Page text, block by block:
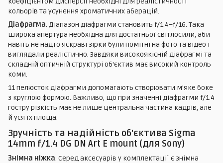
кольорів та усунення хроматичних аберацій.
Діафрагма. Діапазон діафрагми становить f/1.4–f/16. Така
широка апертура необхідна для достатньої світлосили, аби
навіть не надто яскраві зірки були помітні на фото та відео і
виглядали реалістично. Завдяки високоякісній діафрагмі та
складній оптичній структурі об'єктив має високий контроль
коми.
11 пелюсток діафрагми допомагають створювати м'яке боке
з круглою формою. Важливо, що при значенні діафрагми f/1.4
гостру різкість має не лише центральна частина кадрів, але
й уся їх площа.
Зручність та надійність об'єктива Sigma
14mm f/1.4 DG DN Art E mount (для Sony)
Знімна ніжка. Серед аксесуарів у комплектації є знімна